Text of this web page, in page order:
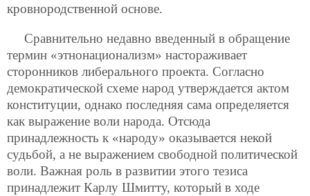
кровнородственной основе.
Сравнительно недавно введенный в обращение
термин «этнонационализм» настораживает
сторонников либерального проекта. Согласно
демократической схеме народ утверждается актом
конституции, однако последняя сама определяется
как выражение воли народа. Отсюда
принадлежность к «народу» оказывается некой
судьбой, а не выражением свободной политической
воли. Важная роль в развитии этого тезиса
принадлежит Карлу Шмитту, который в ходе